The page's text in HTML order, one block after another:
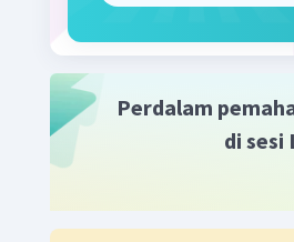
Perdalam
di sesi